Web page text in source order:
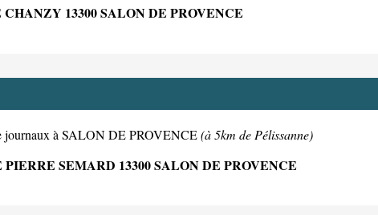
CHANZY 13300 SALON DE PROVENCE
journaux à SALON DE PROVENCE(à 5km de Pélissanne)
PIERRE SEMARD 13300 SALON DE PROVENCE